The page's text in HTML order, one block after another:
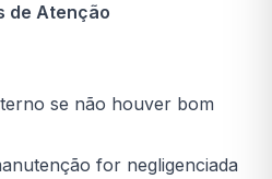
de Atenção
se não houver bom
for negligenciada